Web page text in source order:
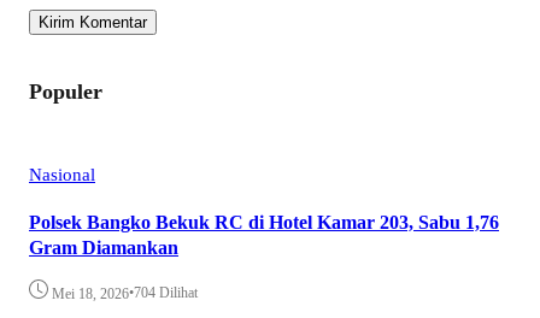
Populer
Nasional
Polsek Bangko Bekuk RC di Hotel Kamar 203, Sabu 1,76
Gram Diamankan
Mei 18, 2026•704 Dilihat